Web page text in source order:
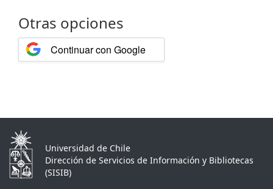
Otras opciones
Continuar con Google
Universidad de Chile
Dirección de Servicios de Información y Bibliotecas
(SISIB)